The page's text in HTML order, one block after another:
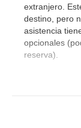
extranjero.
destino, pero
asistencia
opcionales
reserva).